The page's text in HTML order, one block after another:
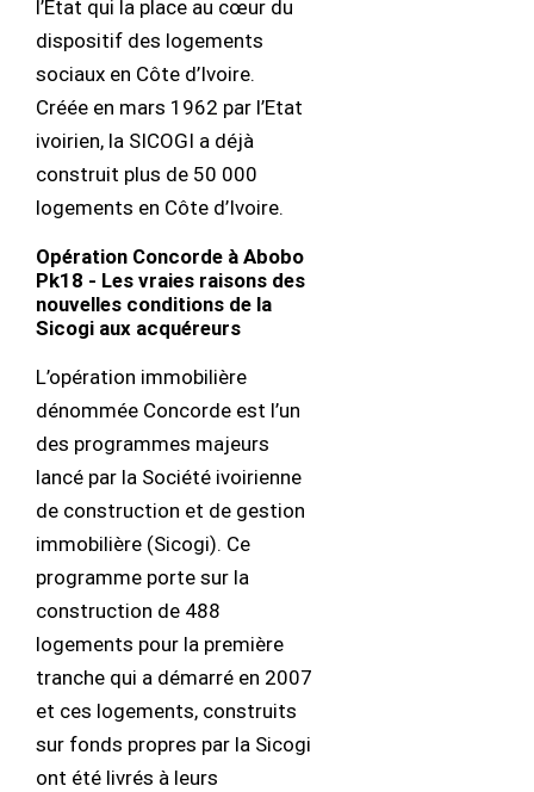
l’Etat qui la place au cœur du
dispositif des logements
sociaux en Côte d’Ivoire.
Créée en mars 1962 par l’Etat
ivoirien, la SICOGI a déjà
construit plus de 50 000
logements en Côte d’Ivoire.
Opération Concorde à Abobo
Pk18 - Les vraies raisons des
nouvelles conditions de la
Sicogi aux acquéreurs
L’opération immobilière
dénommée Concorde est l’un
des programmes majeurs
lancé par la Société ivoirienne
de construction et de gestion
immobilière (Sicogi). Ce
programme porte sur la
construction de 488
logements pour la première
tranche qui a démarré en 2007
et ces logements, construits
sur fonds propres par la Sicogi
ont été livrés à leurs